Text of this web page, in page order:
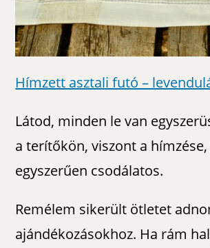
Hímzett asztali futó –
Látod, minden le van
a terítőkön, viszont a hímzése,
egyszerűen csodálatos.
Remélem sikerült ötletet
ajándékozásokhoz. Ha rám